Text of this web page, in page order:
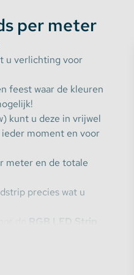
per meter
u verlichting voor
feest waar de kleuren
kunt u deze in vrijwel
moment en voor
meter en de totale
precies wat u
RGB LED Strip
per meter.